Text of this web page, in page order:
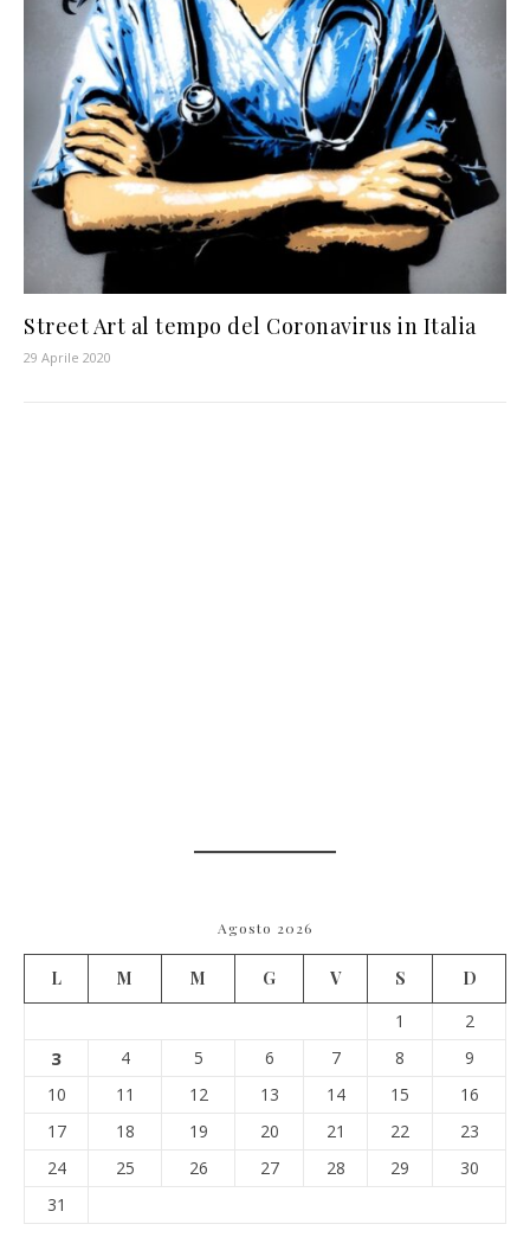
Street Art al tempo del Coronavirus in Italia
29 Aprile 2020
Agosto 2026
L M M G V S
D
1
2
3 4 5 6 7 8
9
10
11 12 13 14 15
16
17
18 19 20 21 22
23
24
25 26 27 28 29
30
31